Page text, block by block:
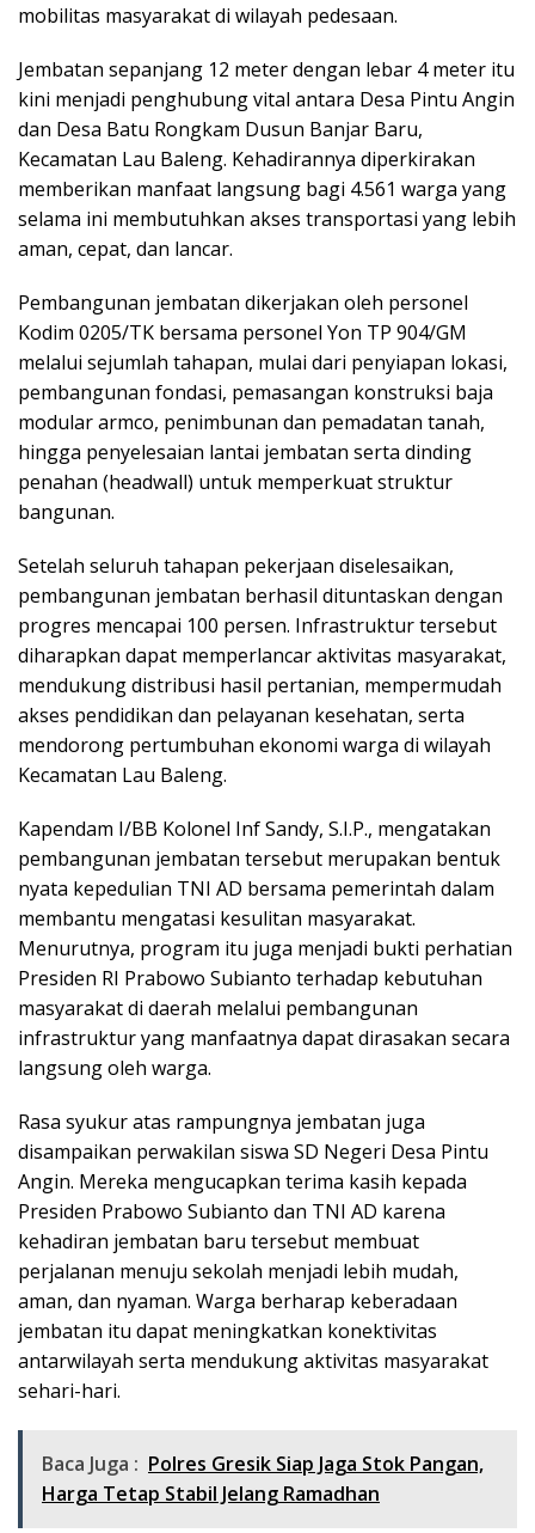
mobilitas masyarakat di wilayah pedesaan.
Jembatan sepanjang 12 meter dengan lebar 4 meter itu
kini menjadi penghubung vital antara Desa Pintu Angin
dan Desa Batu Rongkam Dusun Banjar Baru,
Kecamatan Lau Baleng. Kehadirannya diperkirakan
memberikan manfaat langsung bagi 4.561 warga yang
selama ini membutuhkan akses transportasi yang lebih
aman, cepat, dan lancar.
Pembangunan jembatan dikerjakan oleh personel
Kodim 0205/TK bersama personel Yon TP 904/GM
melalui sejumlah tahapan, mulai dari penyiapan lokasi,
pembangunan fondasi, pemasangan konstruksi baja
modular armco, penimbunan dan pemadatan tanah,
hingga penyelesaian lantai jembatan serta dinding
penahan (headwall) untuk memperkuat struktur
bangunan.
Setelah seluruh tahapan pekerjaan diselesaikan,
pembangunan jembatan berhasil dituntaskan dengan
progres mencapai 100 persen. Infrastruktur tersebut
diharapkan dapat memperlancar aktivitas masyarakat,
mendukung distribusi hasil pertanian, mempermudah
akses pendidikan dan pelayanan kesehatan, serta
mendorong pertumbuhan ekonomi warga di wilayah
Kecamatan Lau Baleng.
Kapendam I/BB Kolonel Inf Sandy, S.I.P., mengatakan
pembangunan jembatan tersebut merupakan bentuk
nyata kepedulian TNI AD bersama pemerintah dalam
membantu mengatasi kesulitan masyarakat.
Menurutnya, program itu juga menjadi bukti perhatian
Presiden RI Prabowo Subianto terhadap kebutuhan
masyarakat di daerah melalui pembangunan
infrastruktur yang manfaatnya dapat dirasakan secara
langsung oleh warga.
Rasa syukur atas rampungnya jembatan juga
disampaikan perwakilan siswa SD Negeri Desa Pintu
Angin. Mereka mengucapkan terima kasih kepada
Presiden Prabowo Subianto dan TNI AD karena
kehadiran jembatan baru tersebut membuat
perjalanan menuju sekolah menjadi lebih mudah,
aman, dan nyaman. Warga berharap keberadaan
jembatan itu dapat meningkatkan konektivitas
antarwilayah serta mendukung aktivitas masyarakat
sehari-hari.
Baca Juga : Polres Gresik Siap Jaga Stok Pangan,
Harga Tetap Stabil Jelang Ramadhan